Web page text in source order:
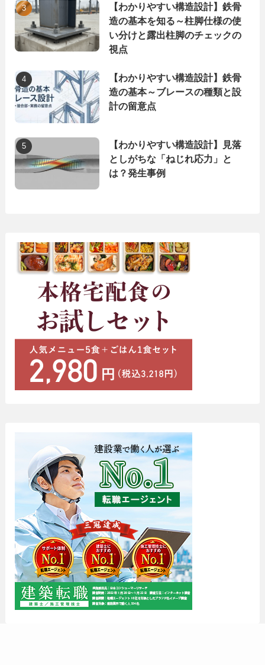
【わかりやすい構造設計】鉄骨
造の基本を知る～柱脚仕様の使
い分けと露出柱脚のチェックの
視点
【わかりやすい構造設計】鉄骨
造の基本～ブレースの種類と設
計の留意点
【わかりやすい構造設計】見落
としがちな「ねじれ応力」と
は？発生事例